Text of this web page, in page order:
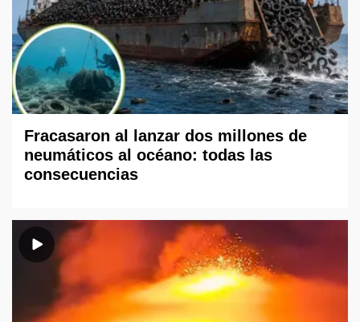
Fracasaron al lanzar dos millones de
neumáticos al océano: todas las
consecuencias